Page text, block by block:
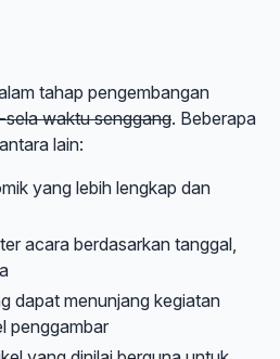
tahap pengembangan
waktu senggang. Beberapa
lain:
yang lebih lengkap dan
acara berdasarkan tanggal,
dapat menunjang kegiatan
penggambar